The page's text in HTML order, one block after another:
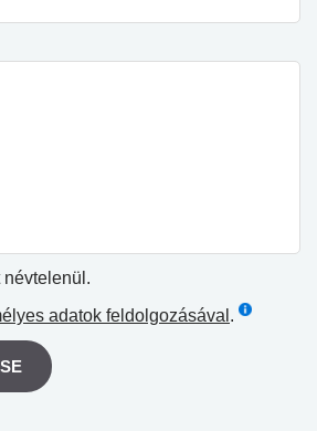
névtelenül.
adatok feldolgozásával .